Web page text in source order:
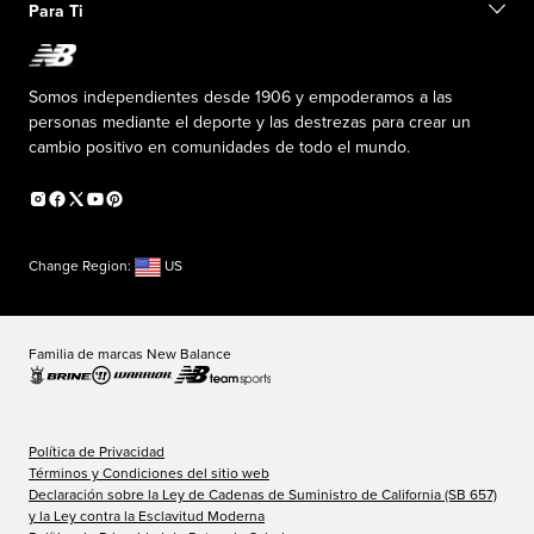
Exclusiones de ventas
Reconsidered
Liderazgo responsable
Fundación New Balance
Carreras
La PISTA en New Balance
Sala de prensa
Información sobre el plan médico
Para Ti
Descuentos especiales
Programa de afiliados
Productos falsificados
Declaración de accesibilidad
Somos independientes desde 1906 y empoderamos a las
personas mediante el deporte y las destrezas para crear un
cambio positivo en comunidades de todo el mundo.
Change Region: US
Familia de marcas New Balance
Política de Privacidad
Términos y Condiciones del sitio web
Declaración sobre la Ley de Cadenas de Suministro de California (SB 657)
y la Ley contra la Esclavitud Moderna